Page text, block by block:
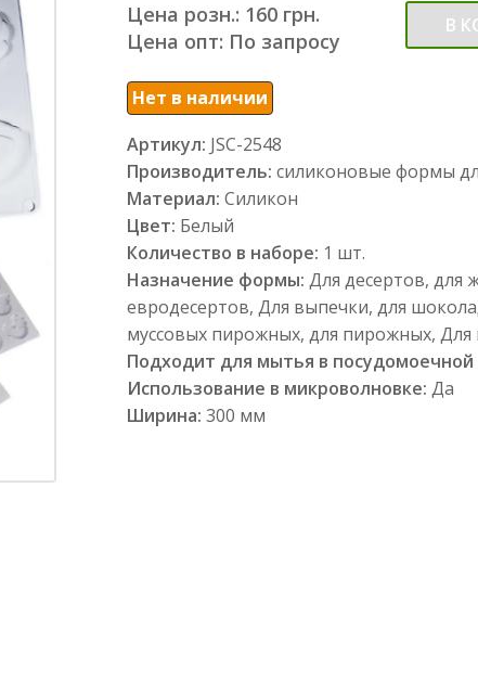
Цена розн.: 160 грн.
Цена опт: По запросу
В
Нет в наличии
Артикул: JSC-2548
Производитель: силиконовые формы
Материал: Силикон
Цвет: Белый
Количество в наборе: 1 шт.
Назначение формы: Для десертов, для
евродесертов, Для выпечки, для
муссовых пирожных, для пирожных, Для
Подходит для мытья в
Использование в микроволновке: Да
Ширина: 300 мм